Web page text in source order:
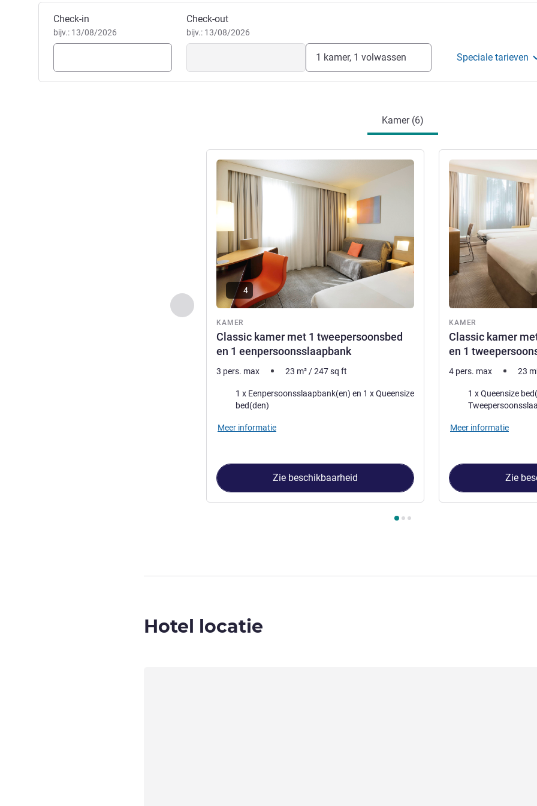
Boek dit hotel
Check-in
bijv.: 13/08/2026
Check-out
bijv.: 13/08/2026
1 kamer, 1 volwassen Speciale tarieven
Kamer (6)
Vorige - Kamer
KAMER
Classic kamer met 1 tweepersoonsbed
en 1 eenpersoonsslaapbank
Meer informatie
4
3 pers. max 23 m² /247sq ft
Beddengoed
1 x Eenpersoonsslaapbank(en) en 1 x Queensize
bed(den)
Meer informatie
Zie beschikbaarheid
KAMER
Classic kamer
en 1
Meer informatie
4 pers. max 23
Beddengoed
1 x Queensize
Meer informatie
Zie
Hotel locatie